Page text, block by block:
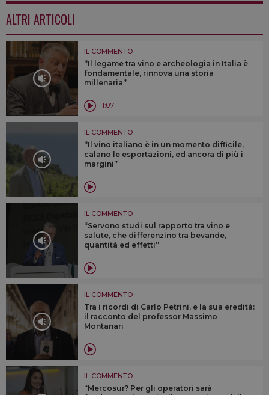
ALTRI ARTICOLI
IL COMMENTO
“Il legame tra vino e archeologia in Italia è
fondamentale, rinnova una storia
millenaria”
1:07
IL COMMENTO
“Il vino italiano è in un momento difficile,
calano le esportazioni, ed ancora di più i
margini”
IL COMMENTO
“Servono studi sul rapporto tra vino e
salute, che differenzino tra bevande,
quantità ed effetti”
IL COMMENTO
Tra i ricordi di Carlo Petrini, e la sua eredità:
il racconto del professor Massimo
Montanari
IL COMMENTO
“Mercosur? Per gli operatori sarà